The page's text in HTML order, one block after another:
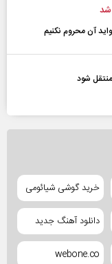
شد
آن محروم نکنیم
شود
خرید گوشی شیائومی
دانلود آهنگ جدید
webone.co